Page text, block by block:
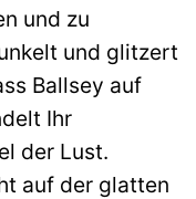
und zu
und glitzert
Ballsey auf
Ihr
der Lust.
auf der glatten